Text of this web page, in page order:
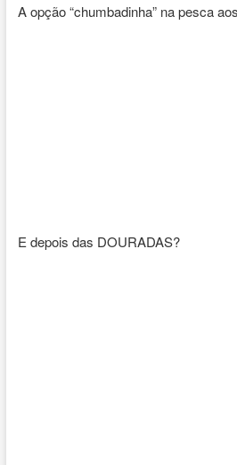
A opção “chumbadinha” na pesca
E depois das DOURADAS?